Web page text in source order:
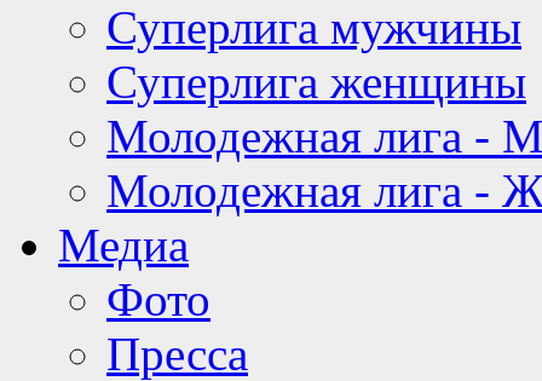
Суперлига мужчины
Суперлига женщины
Молодежная лига -
Молодежная лига -
Медиа
Фото
Пресса